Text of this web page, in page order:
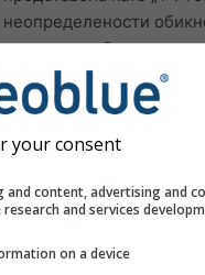
неопределености
нарастват с броя на
напред в прогнозата.
Прогнозата се създава с
„ensemble“ модели.
различни начални
да се оцени по-точно
предсказуемостта на
your consent
and content, advertising and
and services
on a device